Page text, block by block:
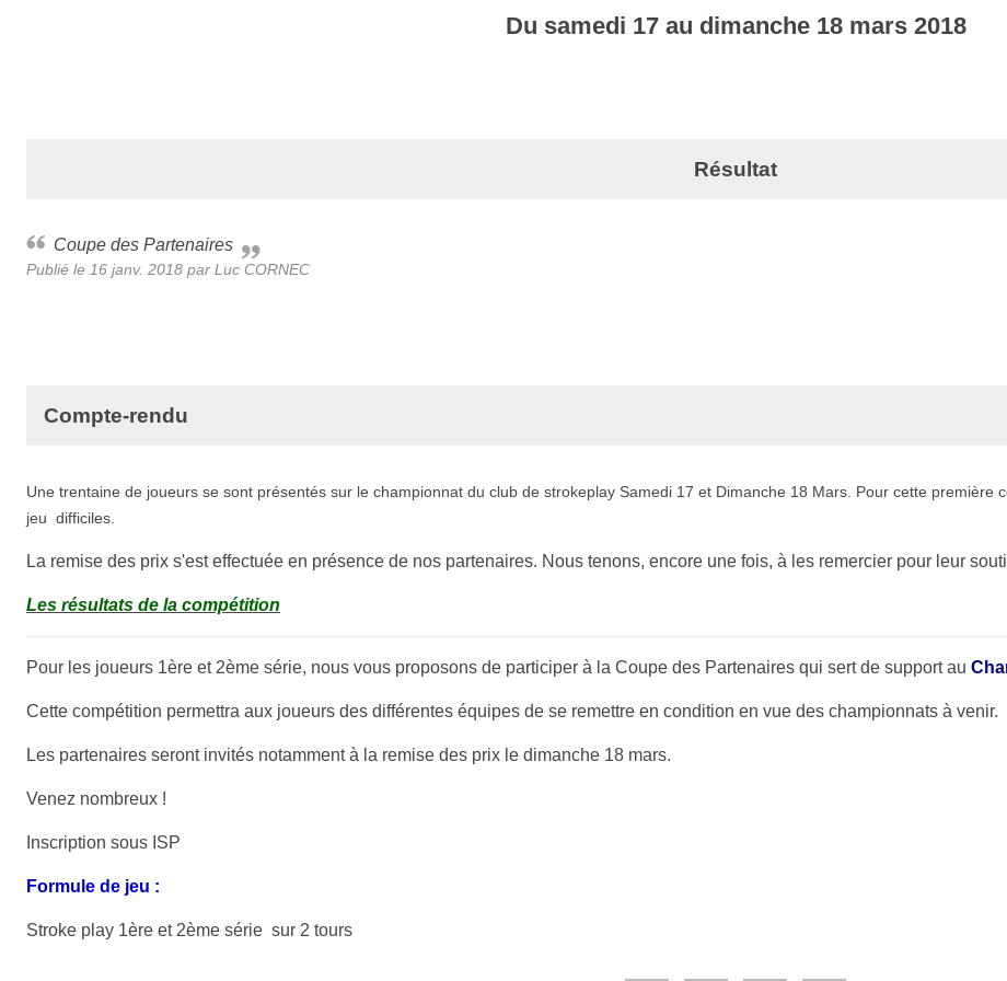
Du samedi 17au dimanche 18 mars 2018
Résultat
Coupe des Partenaires
Publié le 16 janv. 2018 par Luc CORNEC
Compte-rendu
Une trentaine de joueurs se sont présentés sur le championnat du club de strokeplay Samedi 17 et Dimanche 18 Mars. Pour cette première
jeu difficiles.
La remise des prix s'est effectuée en présence de nos partenaires. Nous tenons, encore une fois, à les remercier pour leur
Les résultats de la compétition
Pour les joueurs 1ère et 2ème série, nous vous proposons de participer à la Coupe des Partenaires qui sert de support au
Cette compétition permettra aux joueurs des différentes équipes de se remettre en condition en vue des championnats à venir.
Les partenaires seront invités notamment à la remise des prix le dimanche 18 mars.
Venez nombreux !
Inscription sous ISP
Formule de jeu :
Stroke play 1ère et 2ème série sur 2 tours